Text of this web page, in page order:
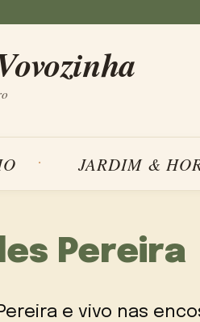
JARDIM &
Pereira
e vivo nas